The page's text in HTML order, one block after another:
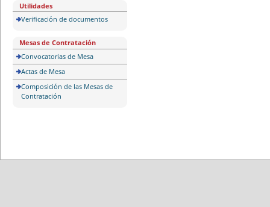
Utilidades
Verificación de documentos
Mesas de Contratación
Convocatorias de Mesa
Actas de Mesa
Composición de las Mesas de
Contratación